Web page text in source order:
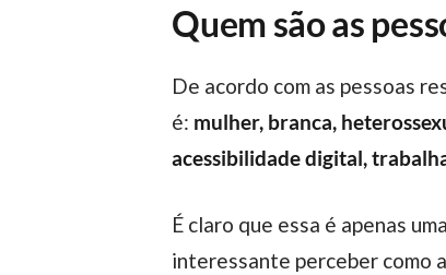
Quem são as
De acordo com as pessoas
é: mulher, branca,
acessibilidade digital,
É claro que essa é apenas uma estimativa, baseada no recorte de pessoas entrevistadas. De qualquer forma, é
interessante perceber como